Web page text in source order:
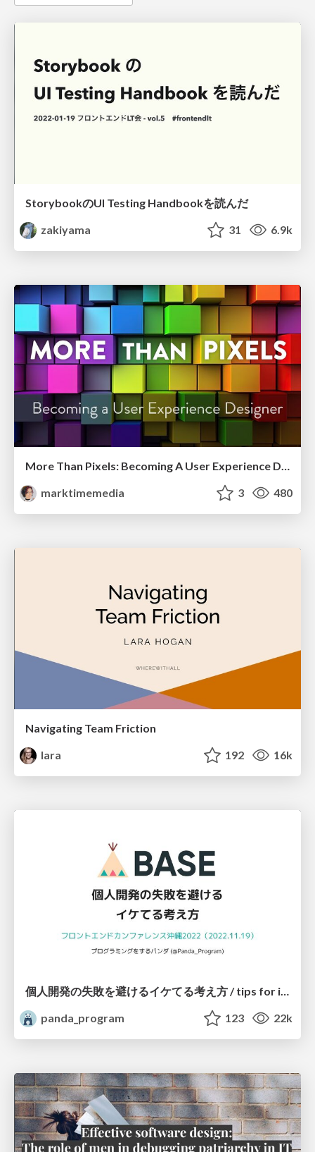
StorybookのUI Testing Handbookを読んだ
zakiyama
31 6.9k
More Than Pixels: Becoming A User Experience Designer
marktimemedia
3 480
Navigating Team Friction
lara
192 16k
panda_program
123 22k